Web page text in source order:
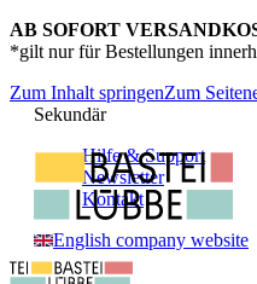
AB SOFORT
*gilt nur für Bestellungen
Zum Inhalt springenZum
Sekundär
Hilfe & Support
Newsletter
Kontakt
English company website